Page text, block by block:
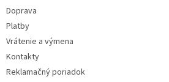
Doprava
Platby
Vrátenie a výmena
Kontakty
Reklamačný poriadok